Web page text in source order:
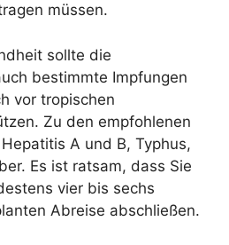
müssen.
sollte die
bestimmte Impfungen
vor tropischen
Zu den empfohlenen
A und B, Typhus,
Es ist ratsam, dass Sie
vier bis sechs
Abreise abschließen.